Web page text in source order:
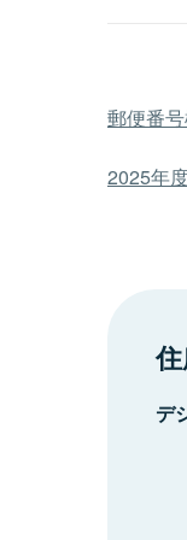
郵便番
2025年
デ